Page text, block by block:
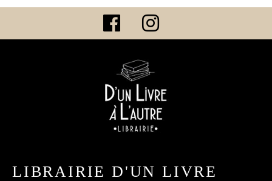
LIBRAIRIE D'UN LIVRE